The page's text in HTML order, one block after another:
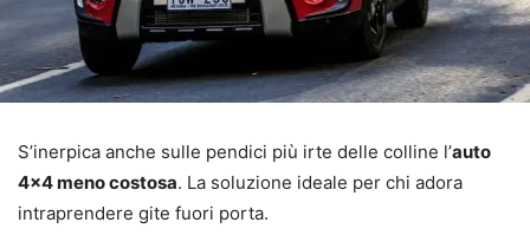
S’inerpica anche sulle pendici più irte delle colline l’auto
4×4 meno costosa. La soluzione ideale per chi adora
intraprendere gite fuori porta.